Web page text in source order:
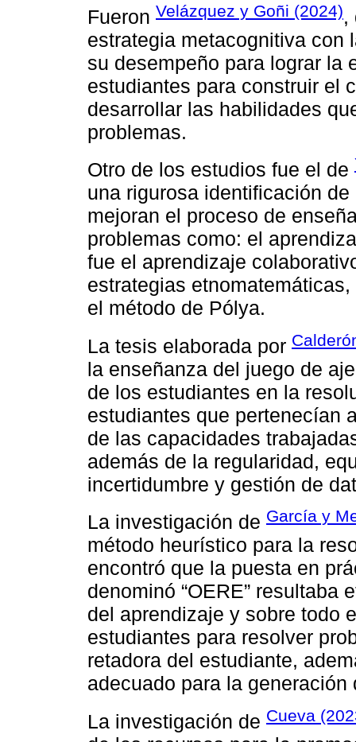
Fueron Velázquez y Goñi (2024),
estrategia metacognitiva con
su desempeño para lograr la
estudiantes para construir el
desarrollar las habilidades
problemas.
Otro de los estudios fue el de
una rigurosa identificación
mejoran el proceso de
problemas como: el
fue el aprendizaje
estrategias
el método de Pólya.
La tesis elaborada por
la enseñanza del juego de
de los estudiantes en la
estudiantes que pertenecían
de las capacidades
además de la regularidad,
incertidumbre y gestión de
La investigación de García y
método heurístico para la
encontró que la puesta en
denominó “OERE” resultaba
del aprendizaje y sobre todo
estudiantes para resolver
retadora del estudiante,
adecuado para la
La investigación de Cueva